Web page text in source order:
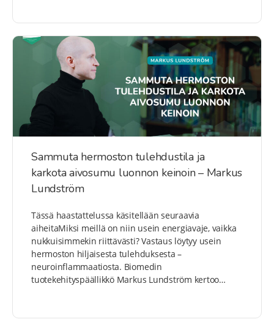
Sammuta hermoston tulehdustila ja
karkota aivosumu luonnon keinoin – Markus
Lundström
Tässä haastattelussa käsitellään seuraavia
aiheitaMiksi meillä on niin usein energiavaje, vaikka
nukkuisimmekin riittävästi? Vastaus löytyy usein
hermoston hiljaisesta tulehduksesta –
neuroinflammaatiosta. Biomedin
tuotekehityspäällikkö Markus Lundström kertoo…